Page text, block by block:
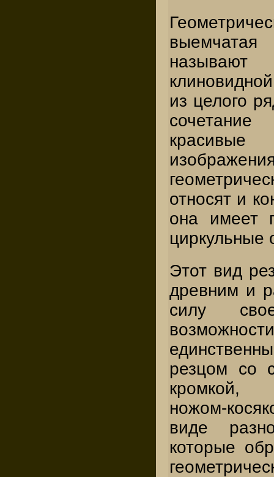
называют
из целого
красивые
относят и
она имеет
циркульные
Этот вид
древним и
силу
резцом со
кромкой,
ножом-
виде
которые